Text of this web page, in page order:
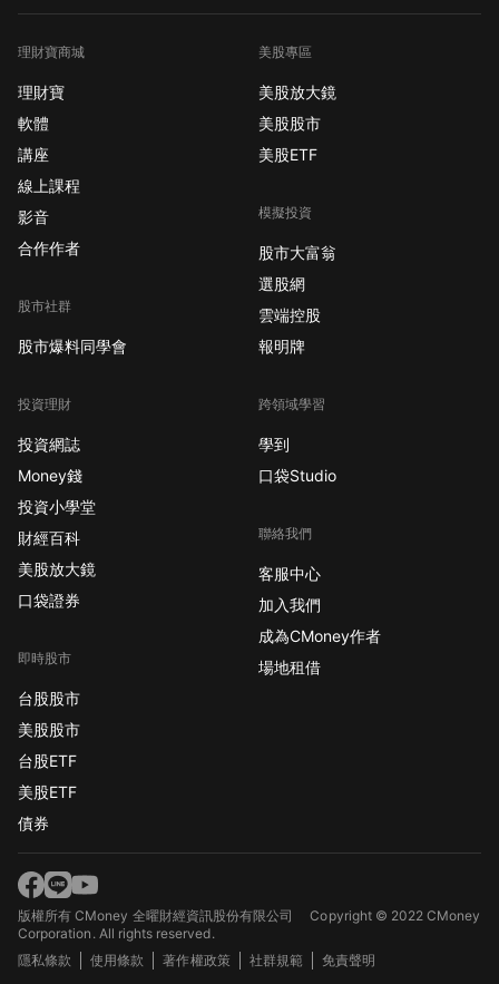
理財寶商城
理財寶
軟體
講座
線上課程
影音
合作作者
股市社群
股市爆料同學會
投資理財
投資網誌
Money錢
投資小學堂
財經百科
美股放大鏡
口袋證券
即時股市
台股股市
美股股市
台股ETF
美股ETF
債券
美股專區
美股放大鏡
美股股市
美股ETF
模擬投資
股市大富翁
選股網
雲端控股
報明牌
跨領域學習
學到
口袋Studio
聯絡我們
客服中心
加入我們
成為CMoney作者
場地租借
版權所有 CMoney 全曜財經資訊股份有限公司Copyright © 2022 CMoney
Corporation. All rights reserved.
隱私條款
使用條款 著作權政策 社群規範 免責聲明